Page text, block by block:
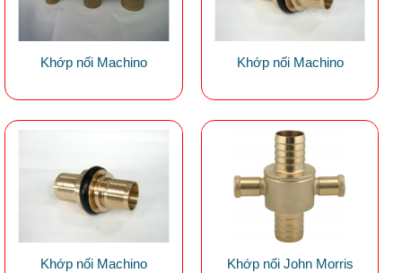
Khớp nối Machino Khớp nối Machino
Khớp nối Machino Khớp nối John Morris